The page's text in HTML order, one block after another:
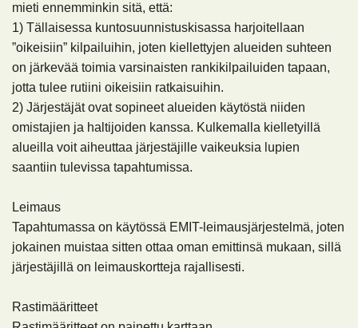
mieti ennemminkin sitä, että:
1) Tällaisessa kuntosuunnistuskisassa harjoitellaan
”oikeisiin” kilpailuihin, joten kiellettyjen alueiden suhteen
on järkevää toimia varsinaisten rankikilpailuiden tapaan,
jotta tulee rutiini oikeisiin ratkaisuihin.
2) Järjestäjät ovat sopineet alueiden käytöstä niiden
omistajien ja haltijoiden kanssa. Kulkemalla kielletyillä
alueilla voit aiheuttaa järjestäjille vaikeuksia lupien
saantiin tulevissa tapahtumissa.
Leimaus
Tapahtumassa on käytössä EMIT-leimausjärjestelmä, joten
jokainen muistaa sitten ottaa oman emittinsä mukaan, sillä
järjestäjillä on leimauskortteja rajallisesti.
Rastimääritteet